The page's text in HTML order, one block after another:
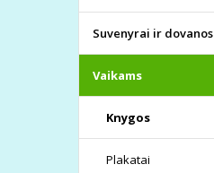
Suvenyrai ir dovanos
Vaikams
Knygos
Plakatai